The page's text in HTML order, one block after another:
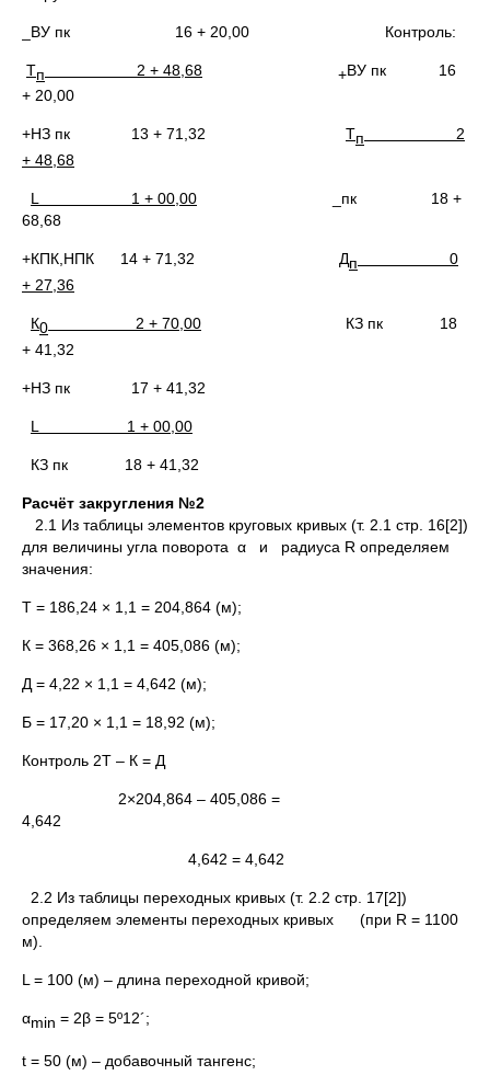
_ВУ пк 16 + 20,00 Контроль:
Тп 2 + 48,68 +ВУ пк 16
+ 20,00
+НЗ пк 13 + 71,32 Тп 2
+ 48,68
L 1 + 00,00 _пк 18 +
68,68
+КПК,НПК 14 + 71,32 Дп 0
+ 27,36
К0 2 + 70,00 КЗ пк 18
+ 41,32
+НЗ пк 17 + 41,32
L 1 + 00,00
КЗ пк 18 + 41,32
Расчёт закругления №2
2.1 Из таблицы элементов круговых кривых (т. 2.1 стр. 16[2])
для величины угла поворота α и радиуса R определяем
значения:
Т = 186,24 × 1,1 = 204,864 (м);
К = 368,26 × 1,1 = 405,086 (м);
Д = 4,22 × 1,1 = 4,642 (м);
Б = 17,20 × 1,1 = 18,92 (м);
Контроль 2Т – К = Д
2×204,864 – 405,086 =
4,642
4,642 = 4,642
2.2 Из таблицы переходных кривых (т. 2.2 стр. 17[2])
определяем элементы переходных кривых (при R = 1100
м).
L = 100 (м) – длина переходной кривой;
αmin = 2β = 5º12´;
t = 50 (м) – добавочный тангенс;